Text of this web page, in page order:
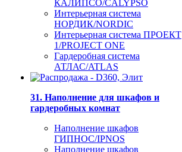
КАЛИПСО/CALYPSO
Интерьерная система
НОРДИК/NORDIC
Интерьерная система ПРОЕКТ
1/PROJECT ONE
Гардеробная система
АТЛАС/ATLAS
31. Наполнение для шкафов и
гардеробных комнат
Наполнение шкафов
ГИПНОС/IPNOS
Наполнение шкафов